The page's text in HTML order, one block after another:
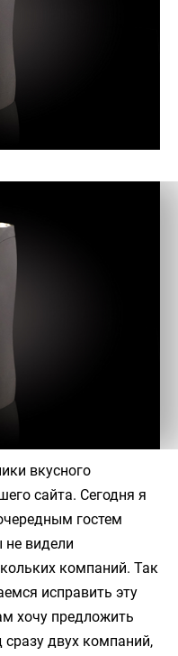
вкусного
сайта. Сегодня я
гостем
видели
компаний. Так
исправить эту
хочу предложить
сразу двух компаний,